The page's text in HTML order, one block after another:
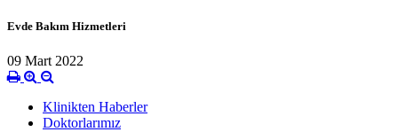
Evde Bakım Hizmetleri
09 Mart 2022
Klinikten Haberler
Doktorlarımız